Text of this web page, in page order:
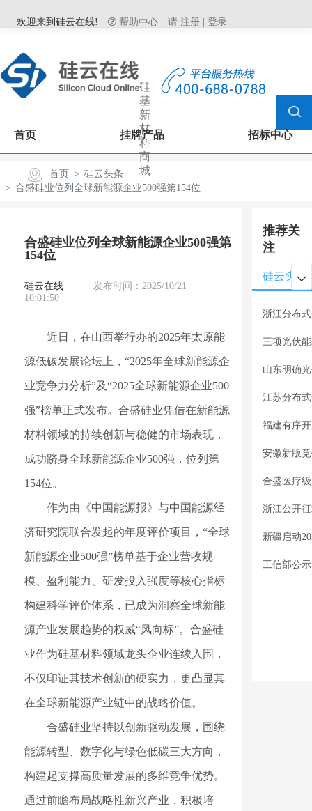
欢迎来到硅云在线! 帮助中心 请 注册 登录
硅
基
新
材
料
商
城
首页 挂牌产品 招标中心
首页
硅云头条
合盛硅业位列全球新能源企业500强第154位
合盛硅业位列全球新能源企业500强第
154位
硅云在线
发布时间：2025/10/21
10:01:50
近日，在山西举行办的2025年太原能
源低碳发展论坛上，“2025年全球新能源企
业竞争力分析”及“2025全球新能源企业500
强”榜单正式发布。合盛硅业凭借在新能源
材料领域的持续创新与稳健的市场表现，
成功跻身全球新能源企业500强，位列第
154位。
作为由《中国能源报》与中国能源经
济研究院联合发起的年度评价项目，“全球
新能源企业500强”榜单基于企业营收规
模、盈利能力、研发投入强度等核心指标
构建科学评价体系，已成为洞察全球新能
源产业发展趋势的权威“风向标”。合盛硅
业作为硅基材料领域龙头企业连续入围，
不仅印证其技术创新的硬实力，更凸显其
在全球新能源产业链中的战略价值。
合盛硅业坚持以创新驱动发展，围绕
能源转型、数字化与绿色低碳三大方向，
构建起支撑高质量发展的多维竞争优势。
通过前瞻布局战略性新兴产业，积极培
推荐关
注
硅云头条

浙江分布
山东明确
江苏分布
工信部公